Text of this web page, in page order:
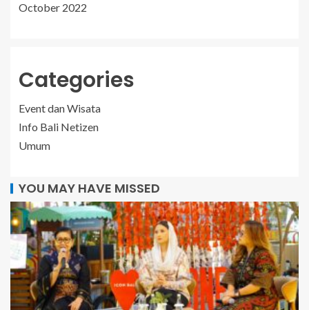
October 2022
Categories
Event dan Wisata
Info Bali Netizen
Umum
YOU MAY HAVE MISSED